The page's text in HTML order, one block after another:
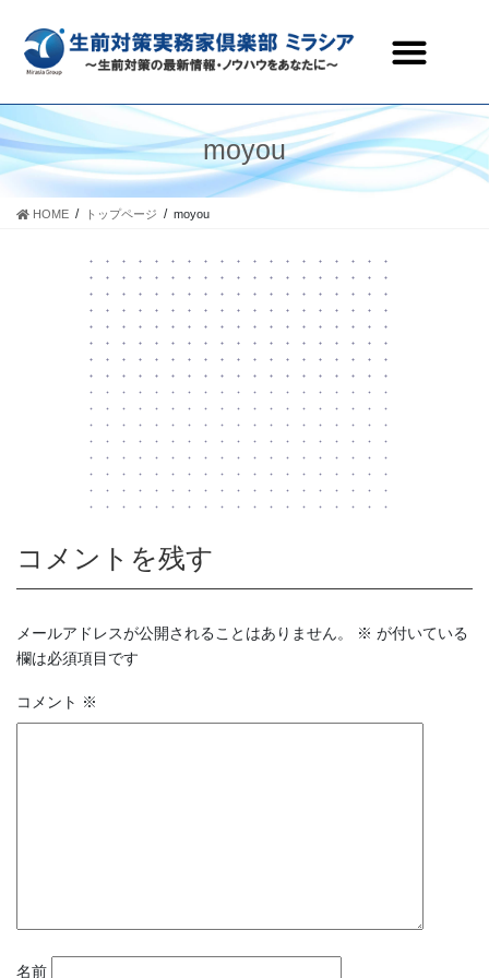
moyou
HOME トップページ moyou
コメントを残す
メールアドレスが公開されることはありません。 ※ が付いている
欄は必須項目です
コメント ※
名前